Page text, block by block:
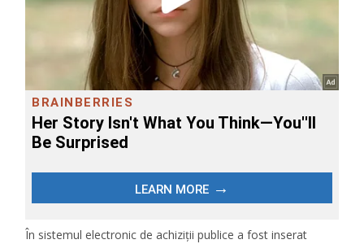
În sistemul electronic de achiziții publice a fost inserat